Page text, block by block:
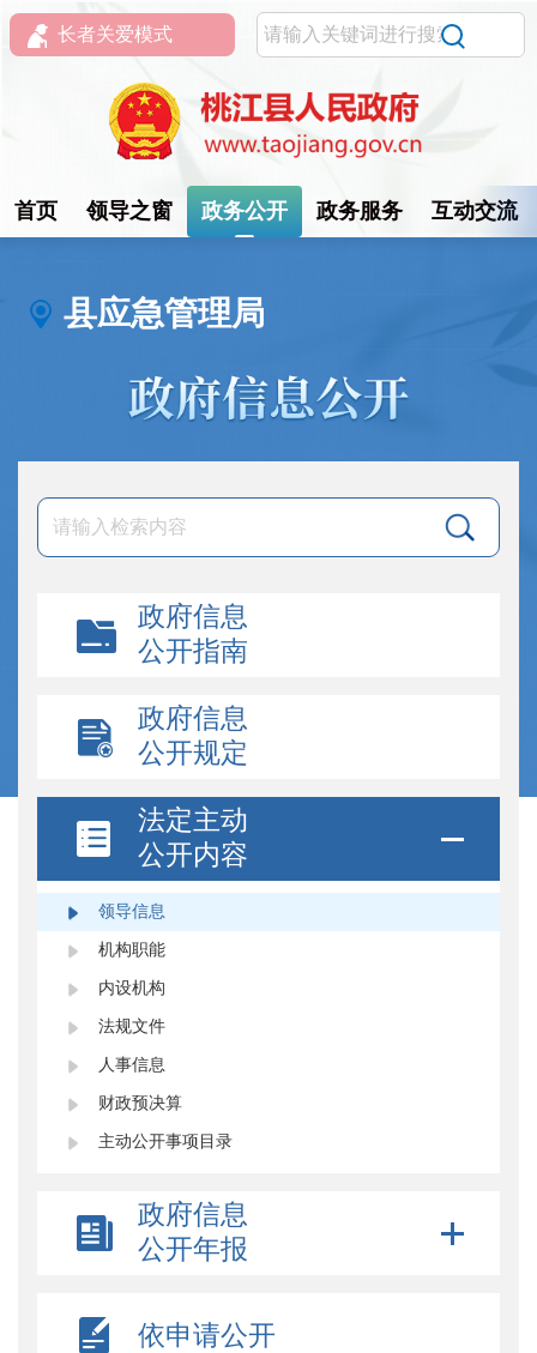
长者关爱模式
首页 领导之窗 政务公开 政务服务 互动交流
县应急管理局
政府信息
公开指南
政府信息
公开规定
法定主动
公开内容
领导信息
机构职能
内设机构
法规文件
人事信息
财政预决算
主动公开事项目录
政府信息
公开年报
依申请公开